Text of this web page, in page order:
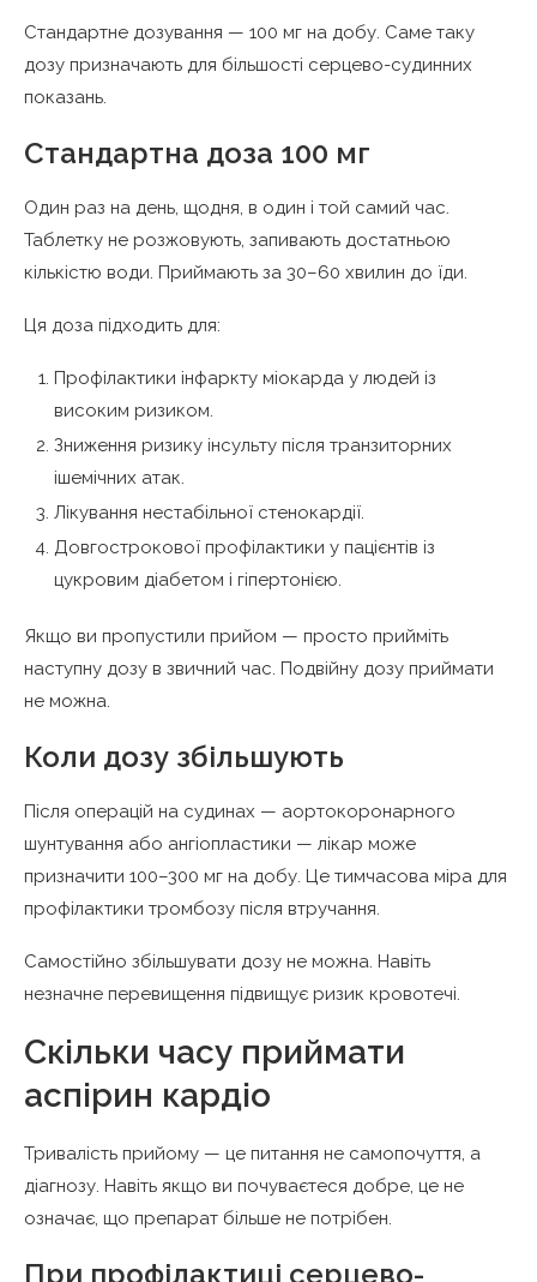
Стандартне дозування — 100 мг на добу. Саме таку
дозу призначають для більшості серцево-судинних
показань.
Стандартна доза 100 мг
Один раз на день, щодня, в один і той самий час.
Таблетку не розжовують, запивають достатньою
кількістю води. Приймають за 30–60 хвилин до їди.
Ця доза підходить для:
Профілактики інфаркту міокарда у людей із
високим ризиком.
Зниження ризику інсульту після транзиторних
ішемічних атак.
Лікування нестабільної стенокардії.
Довгострокової профілактики у пацієнтів із
цукровим діабетом і гіпертонією.
Якщо ви пропустили прийом — просто прийміть
наступну дозу в звичний час. Подвійну дозу приймати
не можна.
Коли дозу збільшують
Після операцій на судинах — аортокоронарного
шунтування або ангіопластики — лікар може
призначити 100–300 мг на добу. Це тимчасова міра для
профілактики тромбозу після втручання.
Самостійно збільшувати дозу не можна. Навіть
незначне перевищення підвищує ризик кровотечі.
Скільки часу приймати
аспірин кардіо
Тривалість прийому — це питання не самопочуття, а
діагнозу. Навіть якщо ви почуваєтеся добре, це не
означає, що препарат більше не потрібен.
При профілактиці серцево-